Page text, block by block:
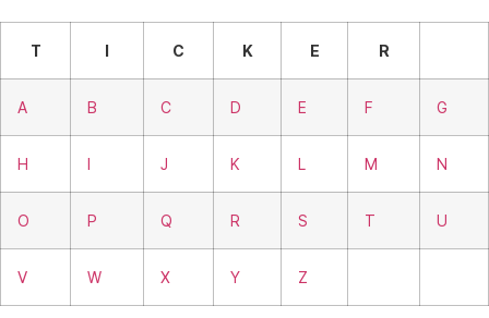
T I C K E R
A B C D E F G
H I J K L M N
O P Q R S T U
V W X Y Z